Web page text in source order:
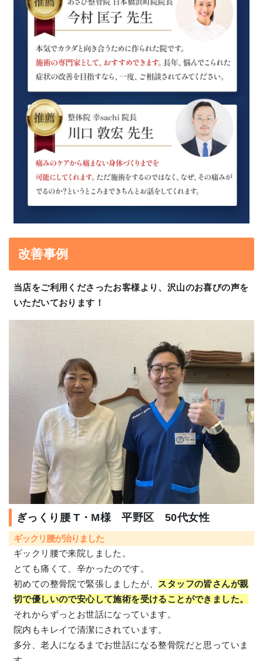
改善事例
当店をご利用くださったお客様より、沢山のお喜びの声を
いただいております！
ぎっくり腰 T・M様 平野区 50代女性
ギックリ腰が治りました
ギックリ腰で来院しました。
とても痛くて、辛かったのです。
初めての整骨院で緊張しましたが、 スタッフの皆さんが親
切で優しいので安心して施術を受けることができました。
それからずっとお世話になっています。
院内もキレイで清潔にされています。
多分、老人になるまでお世話になる整骨院だと思っていま